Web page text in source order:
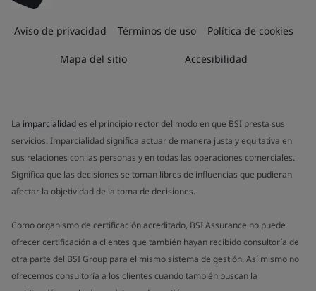
Aviso de privacidad Términos de uso Política de cookies
Mapa del sitio Accesibilidad
La imparcialidades el principio rector del modo en que BSI presta sus
servicios. Imparcialidad significa actuar de manera justa y equitativa en
sus relaciones con las personas y en todas las operaciones comerciales.
Significa que las decisiones se toman libres de influencias que pudieran
afectar la objetividad de la toma de decisiones.
Como organismo de certificación acreditado, BSI Assurance no puede
ofrecer certificación a clientes que también hayan recibido consultoría de
otra parte del BSI Group para el mismo sistema de gestión. Así mismo no
ofrecemos consultoría a los clientes cuando también buscan la